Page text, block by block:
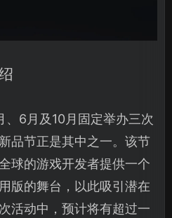
6月及10月固定举办三次
品节正是其中之一。该节
球的游戏开发者提供一个
版的舞台，以此吸引潜在
活动中，预计将有超过一